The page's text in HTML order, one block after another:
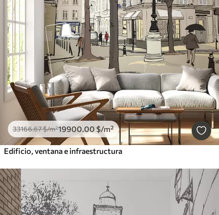
33166.67$/m²19900.00 $/m²
Edificio, ventana e infraestructura